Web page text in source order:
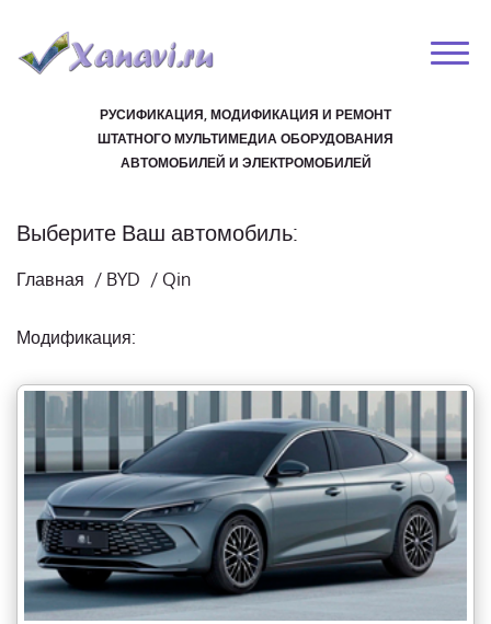
РУСИФИКАЦИЯ, МОДИФИКАЦИЯ И РЕМОНТ
ШТАТНОГО МУЛЬТИМЕДИА ОБОРУДОВАНИЯ
АВТОМОБИЛЕЙ И ЭЛЕКТРОМОБИЛЕЙ
Выберите Ваш автомобиль:
Главная / BYD / Qin
Модификация: